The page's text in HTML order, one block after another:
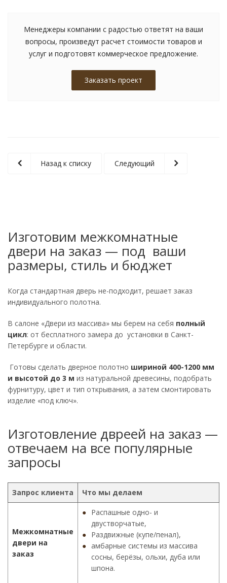
Менеджеры компании с радостью ответят на ваши
вопросы, произведут расчет стоимости товаров и
услуг и подготовят коммерческое предложение.
Заказать проект
Назад к списку Следующий
Изготовим межкомнатные
двери на заказ — под ваши
размеры, стиль и бюджет
Когда стандартная дверь не-подходит, решает заказ
индивидуального полотна.
В салоне «Двери из массива» мы берем на себя полный
цикл: от бесплатного замера до установки в Санкт-
Петербурге и области.
Готовы сделать дверное полотно шириной 400-1200 мм
и высотой до 3 м из натуральной древесины, подобрать
фурнитуру, цвет и тип открывания, а затем смонтировать
изделие «под ключ».
Изготовление двреей на заказ —
отвечаем на все популярные
запросы
Запрос клиента Что мы делаем
Межкомнатные
двери на
заказ
Распашные одно- и
двустворчатые,
Раздвижные (купе/пенал),
амбарные системы из массива
сосны, берёзы, ольхи, дуба или
шпона.